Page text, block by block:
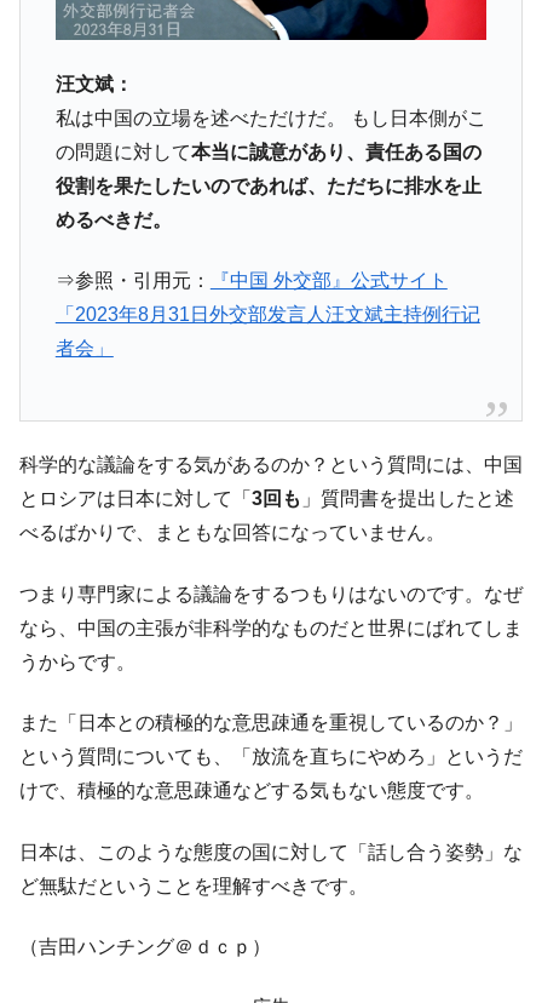
Fact1
発表から2日で大崩壊、鳴かず飛ばずに終わりそう
Fact1
日本人マスターズ挑戦の歴史。松山以前に最高位
だった選手とは？
Fact1
甲子園通算本塁打、最多の清原に次いで多く打っ
ている意外な選手とは？
Fact1 セレクトセールの高額取引馬が稼いだ金額とは？
汪文斌：
私は中国の立場を述べただけだ。 もし日本側がこ
の問題に対して本当に誠意があり、責任ある国の
役割を果たしたいのであれば、ただちに排水を止
めるべきだ。
⇒参照・引用元：
『中国 外交部』公式サイト
「2023年8月31日外交部发言人汪文斌主持例行记
者会」
科学的な議論をする気があるのか？という質問には、中国
とロシアは日本に対して「 3回も 」質問書を提出したと述
べるばかりで、まともな回答になっていません。
つまり専門家による議論をするつもりはないのです。なぜ
なら、中国の主張が非科学的なものだと世界にばれてしま
うからです。
また「日本との積極的な意思疎通を重視しているのか？」
という質問についても、「放流を直ちにやめろ」というだ
けで、積極的な意思疎通などする気もない態度です。
日本は、このような態度の国に対して「話し合う姿勢」な
ど無駄だということを理解すべきです。
（吉田ハンチング＠ｄｃｐ）